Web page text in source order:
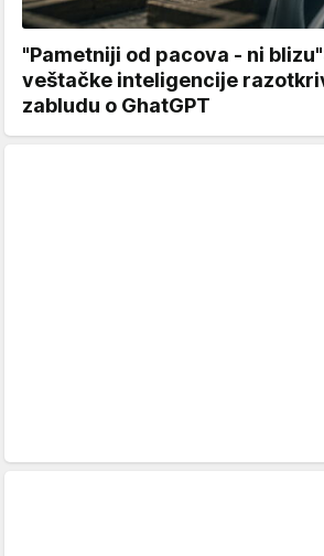
"Pametniji od pacova - ni
veštačke inteligencije
zabludu o GhatGPT